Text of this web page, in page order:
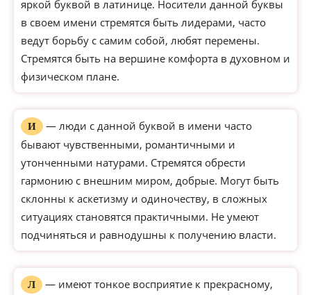
яркой буквой в латинице. Носители данной буквы
в своем имени стремятся быть лидерами, часто
ведут борьбу с самим собой, любят перемены.
Стремятся быть на вершине комфорта в духовном и
физическом плане.
И
— люди с данной буквой в имени часто
бывают чувственными, романтичными и
утонченными натурами. Стремятся обрести
гармонию с внешним миром, добрые. Могут быть
склонны к аскетизму и одиночеству, в сложных
ситуациях становятся практичными. Не умеют
подчиняться и равнодушны к получению власти.
Л
— имеют тонкое восприятие к прекрасному,